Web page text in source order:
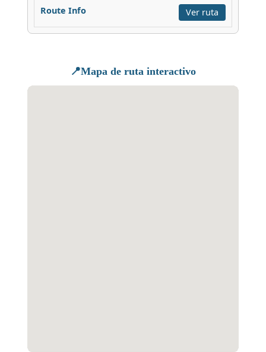
Ver ruta
📍Mapa de ruta interactivo